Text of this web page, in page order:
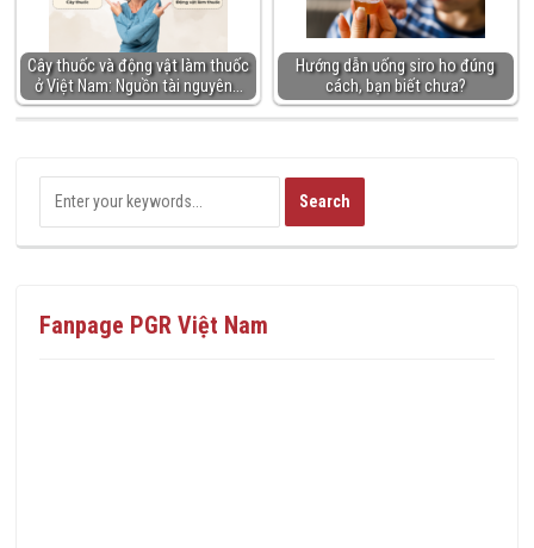
Cây thuốc và động vật làm thuốc
ở Việt Nam: Nguồn tài nguyên…
Hướng dẫn uống siro ho đúng
cách, bạn biết chưa?
Fanpage PGR Việt Nam